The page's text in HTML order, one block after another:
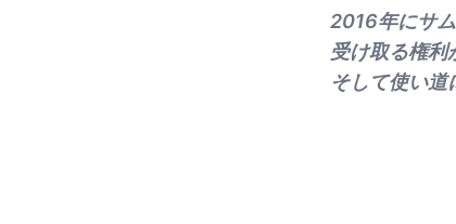
2016年にサ
受け取る権利
そして使い道